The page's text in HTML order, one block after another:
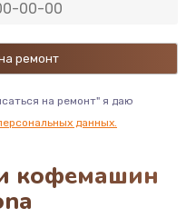
на ремонт" я даю
данных.
кофемашин